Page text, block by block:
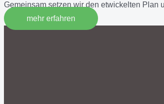
Gemeinsam setzen wir den etwickelten Plan
mehr erfahren